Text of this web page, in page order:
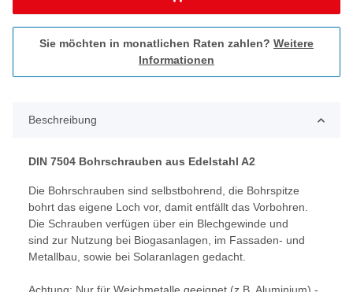
Sie möchten in monatlichen Raten zahlen? Weitere
Informationen
Beschreibung
DIN 7504 Bohrschrauben aus Edelstahl A2
Die Bohrschrauben sind selbstbohrend, die Bohrspitze
bohrt das eigene Loch vor, damit entfällt das Vorbohren.
Die Schrauben verfügen über ein Blechgewinde und
sind zur Nutzung bei Biogasanlagen, im Fassaden- und
Metallbau, sowie bei Solaranlagen gedacht.